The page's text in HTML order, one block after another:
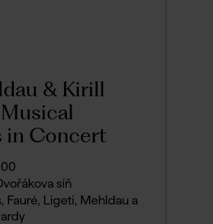
& Kirill
in Concert
síň
Fauré, Ligeti, Mehldau a